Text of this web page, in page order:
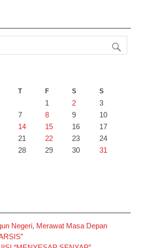
T F S S
1 2
3
7 8 9
10
14 15 16
17
21 22 23
24
28 29 30
31
Negeri, Merawat Masa Depan